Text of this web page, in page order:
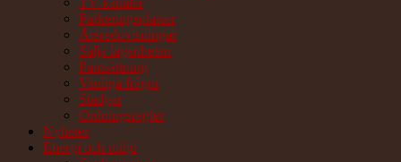
Parkeringsplatser
Årsredovisningar
Sälja lägenheten
Pantsättning
Vanliga frågor
Stadgar
Ordningsregler
Nyheter
Energi och miljö